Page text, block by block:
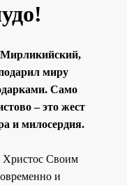
Мирликийский,
миру
Само
– это жест
и милосердия.
Христос Своим
и